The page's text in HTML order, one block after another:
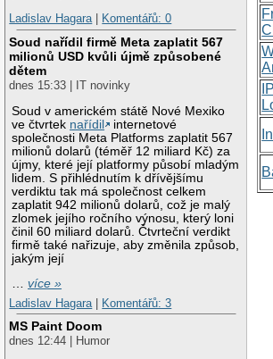
Ladislav Hagara| Komentářů: 0
Soud nařídil firmě Meta zaplatit 567
milionů USD kvůli újmě způsobené
dětem
dnes 15:33 | IT novinky
Soud v americkém státě Nové Mexiko
ve čtvrtek nařídil
internetové
společnosti Meta Platforms zaplatit 567
milionů dolarů (téměř 12 miliard Kč) za
újmy, které její platformy působí mladým
lidem. S přihlédnutím k dřívějšímu
verdiktu tak má společnost celkem
zaplatit 942 milionů dolarů, což je malý
zlomek jejího ročního výnosu, který loni
činil 60 miliard dolarů. Čtvrteční verdikt
firmě také nařizuje, aby změnila způsob,
jakým její
…více »
Ladislav Hagara
Komentářů: 3
MS Paint Doom
dnes 12:44 | Humor